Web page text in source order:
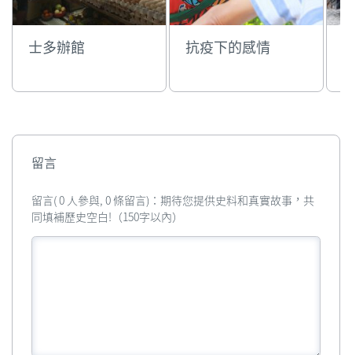
士多辦館 抗疫下的感情
留言
留言( 0 人參與, 0 條留言)：期待您提供史料和真實故事，共
同填補歷史空白!（150字以內）